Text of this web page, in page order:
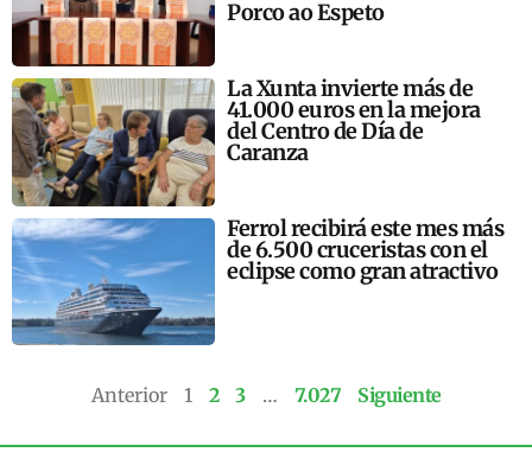
Porco ao Espeto
La Xunta invierte más de
41.000 euros en la mejora
del Centro de Día de
Caranza
Ferrol recibirá este mes más
de 6.500 cruceristas con el
eclipse como gran atractivo
Anterior 1 2 3 … 7.027 Siguiente